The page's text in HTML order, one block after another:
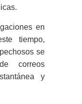
en
tiempo,
se
correos
y